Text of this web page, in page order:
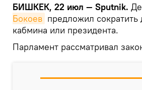
БИШКЕК, 22 июл — Sputnik.
Бокоев предложил
кабмина или президента.
Парламент рассматривал